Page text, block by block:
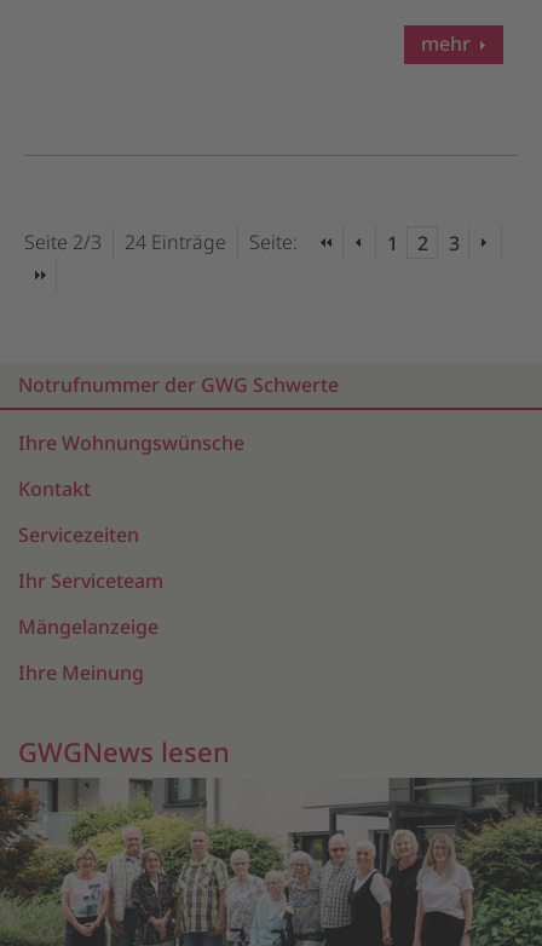
mehr
Seite 2/3 24 Einträge Seite: 1 2 3
Notrufnummer der GWG Schwerte
Ihre Wohnungswünsche
Kontakt
Servicezeiten
Ihr Serviceteam
Mängelanzeige
Ihre Meinung
GWGNews lesen